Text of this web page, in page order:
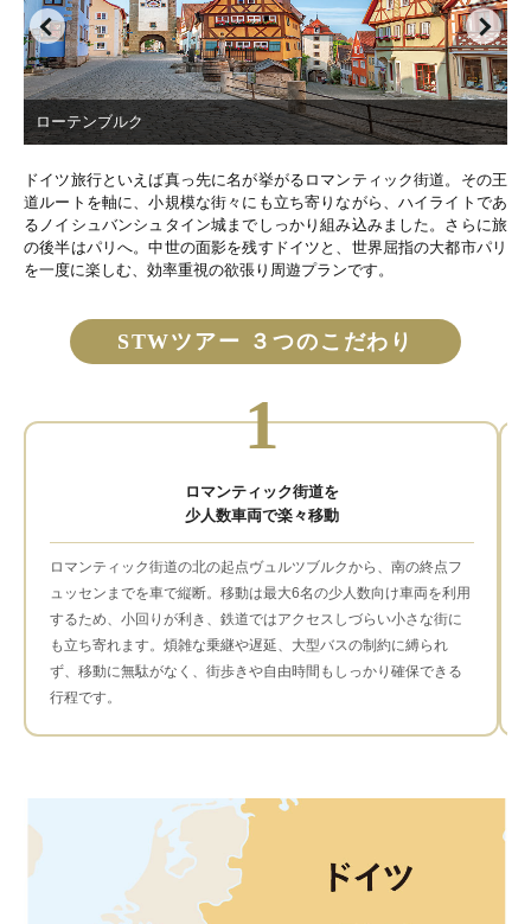
食事条件：朝○ 昼× 夜× パリ泊
8日目
09：00 パリ市内観光（モンマルトル、サクレール
寺院、凱旋門、エッフェル塔、オペラ座）
観光後、レストランへご案内
お食事後 自由行動
送迎時間に合わせて各自ホテルへお戻りくださ
い。
16：00 送迎車で空港へ
17：20～20：25 パリ発〈JL46便〉直行便にて羽
田へ
食事条件：朝○ 昼× 夜×
ローテンブルク
ドイツ旅行といえば真っ先に名が挙がるロマンティック街道。その王
道ルートを軸に、小規模な街々にも立ち寄りながら、ハイライトであ
るノイシュバンシュタイン城までしっかり組み込みました。さらに旅
の後半はパリへ。中世の面影を残すドイツと、世界屈指の大都市パリ
を一度に楽しむ、効率重視の欲張り周遊プランです。
STWツアー ３つのこだわり
1
ロマンティック街道を
少人数車両で楽々移動
ロマンティック街道の北の起点ヴュルツブルクから、南の終点フ
ュッセンまでを車で縦断。移動は最大6名の少人数向け車両を利用
するため、小回りが利き、鉄道ではアクセスしづらい小さな街に
も立ち寄れます。煩雑な乗継や遅延、大型バスの制約に縛られ
ず、移動に無駄がなく、街歩きや自由時間もしっかり確保できる
行程です。